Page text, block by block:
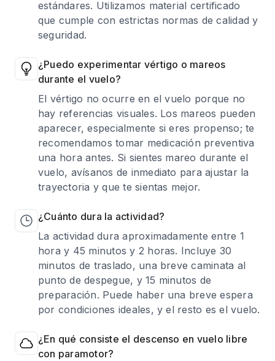
estándares. Utilizamos material certificado
que cumple con estrictas normas de calidad y
seguridad.
¿Puedo experimentar vértigo o mareos
durante el vuelo?
El vértigo no ocurre en el vuelo porque no
hay referencias visuales. Los mareos pueden
aparecer, especialmente si eres propenso; te
recomendamos tomar medicación preventiva
una hora antes. Si sientes mareo durante el
vuelo, avísanos de inmediato para ajustar la
trayectoria y que te sientas mejor.
¿Cuánto dura la actividad?
La actividad dura aproximadamente entre 1
hora y 45 minutos y 2 horas. Incluye 30
minutos de traslado, una breve caminata al
punto de despegue, y 15 minutos de
preparación. Puede haber una breve espera
por condiciones ideales, y el resto es el vuelo.
¿En qué consiste el descenso en vuelo libre
con paramotor?